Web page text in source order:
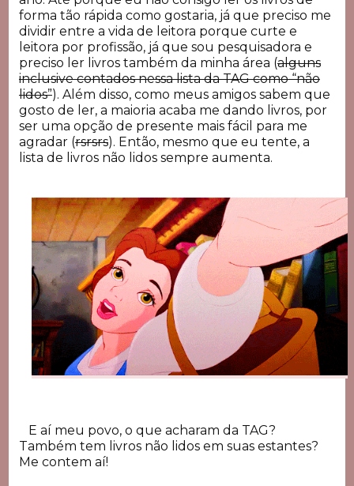
forma tão rápida como gostaria, já que preciso me
dividir entre a vida de leitora porque curte e
leitora por profissão, já que sou pesquisadora e
preciso ler livros também da minha área (alguns
inclusive contados nessa lista da TAG como “não
lidos”). Além disso, como meus amigos sabem que
gosto de ler, a maioria acaba me dando livros, por
ser uma opção de presente mais fácil para me
agradar (rsrsrs). Então, mesmo que eu tente, a
lista de livros não lidos sempre aumenta.
E aí meu povo, o que acharam da TAG?
Também tem livros não lidos em suas estantes?
Me contem aí!